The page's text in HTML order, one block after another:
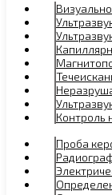
Контроль
Проба